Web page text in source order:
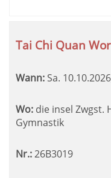
Tai Chi Quan
Wann: Sa.
Wo: die insel Zwgst.
Gymnastik
Nr.:26B3019